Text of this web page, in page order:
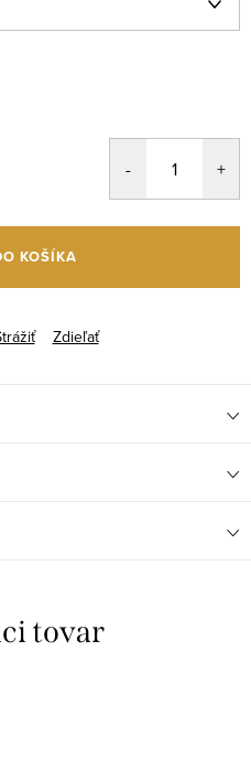
KOŠÍKA
Zdieľať
tovar